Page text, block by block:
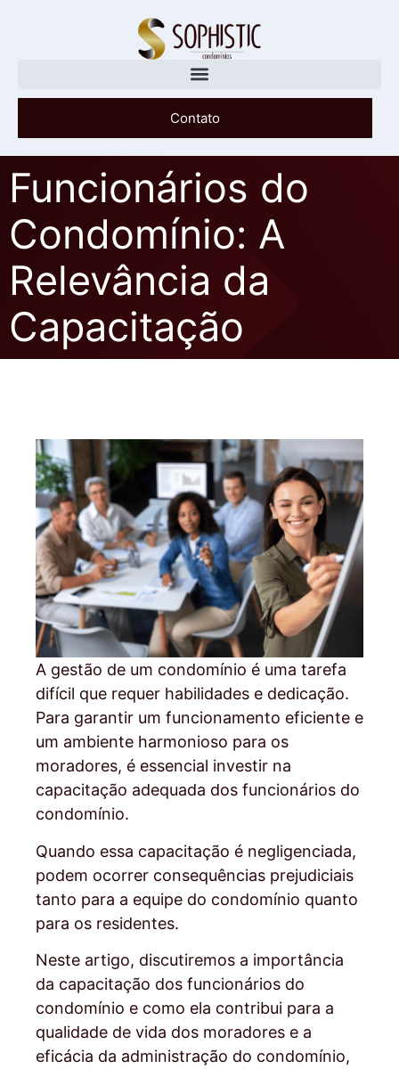
Contato
Funcionários do
Condomínio: A
Relevância da
Capacitação
A gestão de um condomínio é uma tarefa
difícil que requer habilidades e dedicação.
Para garantir um funcionamento eficiente e
um ambiente harmonioso para os
moradores, é essencial investir na
capacitação adequada dos funcionários do
condomínio.
Quando essa capacitação é negligenciada,
podem ocorrer consequências prejudiciais
tanto para a equipe do condomínio quanto
para os residentes.
Neste artigo, discutiremos a importância
da capacitação dos funcionários do
condomínio e como ela contribui para a
qualidade de vida dos moradores e a
eficácia da administração do condomínio,